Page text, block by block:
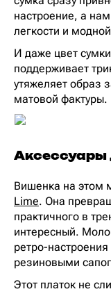
настроение, а
легкости и
И даже цвет
поддерживает
утяжеляет образ
матовой фактуры.
Аксессуары
Вишенка на этом
Lime. Она
практичного в
интересный.
ретро-настроения
резиновыми
Этот платок не